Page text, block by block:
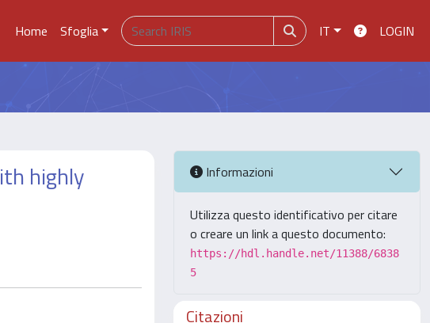
Home Sfoglia IT LOGIN
highly Informazioni
Utilizza questo identificativo per citare
o creare un link a questo documento:
https://hdl.handle.net/11388/6838
5
Citazioni